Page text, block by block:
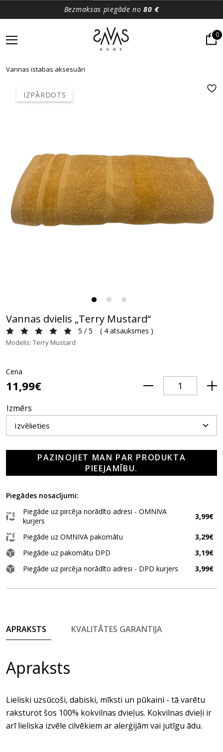
Bezmaksas piegāde no80 €
0
Vannas istabas aksesuāri
IZPĀRDOTS
Vannas dvielis „Terry Mustard“
5 / 5 ( 4 atsauksmes )
Modelis: Terry Mustard
Cena
11,99€
Izmērs
PAZIŅOJIET MAN PAR PRODUKTA
PIEEJAMĪBU.
Piegādes nosacījumi:
Piegāde uz pircēja norādīto adresi - OMNIVA
kurjers
3,99€
Piegāde uz OMNIVA pakomātu
3,29€
Piegāde uz pakomātu DPD
3,19€
Piegāde uz pircēja norādīto adresi - DPD kurjers
3,99€
APRAKSTS KVALITĀTES GARANTIJA
Apraksts
Lieliski uzsūcoši, dabiski, mīksti un pūkaini - tā varētu
raksturot šos 100% kokvilnas dvieļus. Kokvilnas dvieļi ir
arī lieliska izvēle cilvēkiem ar alerģijām vai jutīgu ādu.